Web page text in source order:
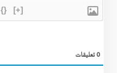
{} [+]
0تعليقات